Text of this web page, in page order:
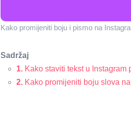
Kako promijeniti boju i pismo na
Sadržaj
1. Kako staviti tekst u Instagram
2. Kako promijeniti boju slova